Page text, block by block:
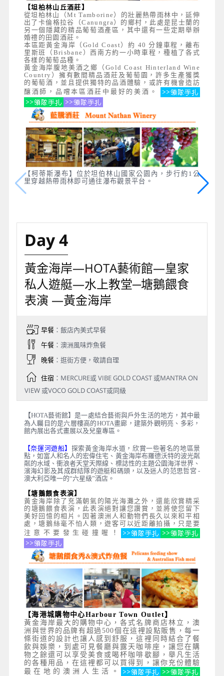
【坦柏林山丘酒莊】
從坦柏林山（Mt Tamborine）的壯麗熱帶雨林中，延伸
出了卡倫格拉谷（Canungra）的鄉村，此處是昆士蘭的
另一個隱藏的精品葡萄酒產區，其中還有一些定期舉辦
婚禮的田園酒莊。
本區距黃金海岸（Gold Coast）約 40 分鐘車程，離布
里斯班（Brisbane）西南方約一小時車程，種植了各式
各樣的葡萄品種。
黃金海岸腹地美酒之鄉（Gold Coast Hinterland Wine
Country）擁有數間精品酒莊及葡萄園，許多生產獲獎
的葡萄酒，並且提供獨特的品酒體驗，或許有機會造訪
釀酒師，品嚐本區酒莊中最好的美酒。
【柯蒂斯瀑布】位於坦伯林山國家公園內，步行約1公
里穿越熱帶雨林即可通往瀑布觀景平台。
Day 4
黃金海岸—HOTA藝術館—皇家
私人遊艇—水上教堂─塘鵝餵食
表演 —黃金海岸
早餐：飯店內美式早餐
午餐：澳洲風味炸魚餐
晚餐：逛街方便，敬請自理
住宿：MERCURE或 VIBE GOLD COAST 或MANTRA ON
VIEW 或VOCO GOLD COAST或同級
【HOTA藝術館】是一處結合藝術與戶外生活的地方，其中最
為人矚目的是六層樓高的HOTA畫廊，建築外觀明亮、多彩，
館內展出各式畫展以及兒童專區。
【奈運河遊船】 探索黃金海岸水道，欣賞一些著名的地區景
點，如富人和名人的宏偉住宅、黃金海岸布羅德沃特的波光粼
粼的水域、衝浪者天堂天際線、標誌性的主題公園海洋世界、
濱海幻影及其成群結隊的遊艇和碼頭，以及迷人的范思哲宮 -
澳大利亞唯一的“六星級”酒店。
【塘鵝餵食表演】
黃金海岸除了充滿朝氣的陽光海灘之外，還能欣賞精采
的塘鵝餵食表演，此表演絕對讓您讚賞，並將使您留下
美好回憶的相片。因著澳洲人和動物們長久以來和平相
處，塘鵝絲毫不怕人類，遊客可以近距離拍攝，只是要
注意不要發生碰撞喔！
【海港城購物中心Harbour Town Outlet】
黃金海岸最大的購物中心，各式名牌商店林立，澳
洲與世界的品牌有超過500個在這裡設點販售，每一
條街道的設計也讓人感到舒服，這裡同時結合了餐
飲與娛樂，到處可見餐廳與露天咖啡座，讓您在購
物之餘還可以享受美食或喝杯咖啡歇腳，舉凡生活
的各種用品，在這裡都可以買得到，讓你充份體驗
最在地的澳洲人生活。